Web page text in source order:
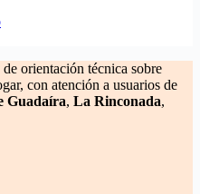
orientación técnica sobre
con atención a usuarios de
Guadaíra, La Rinconada,